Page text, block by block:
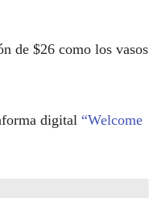
de $26 como los vasos
digital “Welcome